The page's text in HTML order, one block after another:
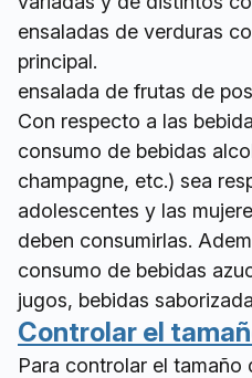
ensaladas de verduras
principal.
ensalada de frutas de
Con respecto a las
consumo de bebidas
champagne, etc.) sea
adolescentes y las
deben consumirlas.
consumo de bebidas
jugos, bebidas
Controlar el
Para controlar el tamaño